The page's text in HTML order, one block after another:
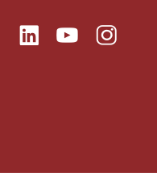
LinkedinYoutubeInstagram